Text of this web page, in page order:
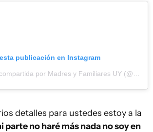
publicación en Instagram
detalles para ustedes estoy a la
parte no haré más nada no soy en